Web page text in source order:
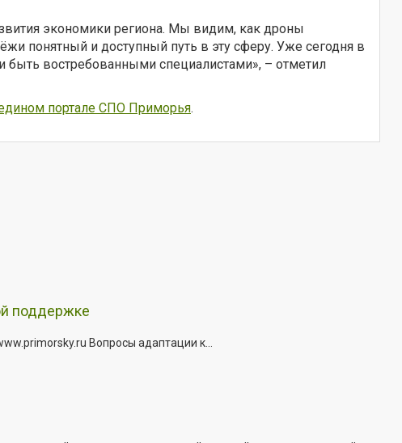
экономики региона. Мы видим, как дроны
понятный и доступный путь в эту сферу. Уже сегодня в
быть востребованными специалистами», – отметил
портале СПО Приморья.
поддержке
Вопросы адаптации к...